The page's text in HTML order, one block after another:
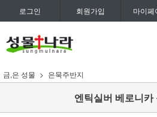
로그인 회원가입 마이페
금,은 성물 은묵주반지
엔틱실버 베로니카